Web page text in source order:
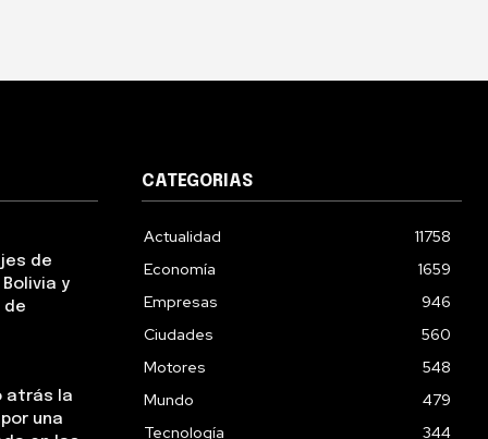
de
y
de
atrás la
una
CATEGORIAS
Actualidad
11758
Economía
1659
Empresas
946
Ciudades
560
Motores
548
Mundo
479
Tecnología
344